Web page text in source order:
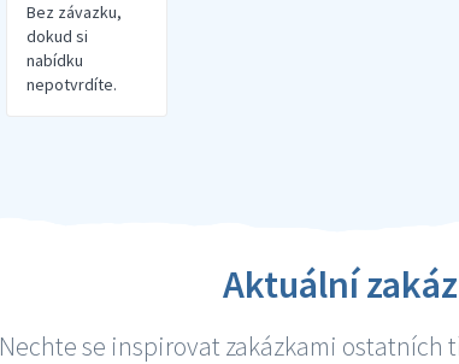
Bez závazku,
dokud si
nabídku
nepotvrdíte.
Aktuální
Nechte se inspirovat zakázkami ostatních